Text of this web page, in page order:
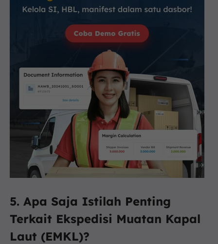
5. Apa Saja Istilah Penting
Terkait Ekspedisi Muatan Kapal
Laut (EMKL)?